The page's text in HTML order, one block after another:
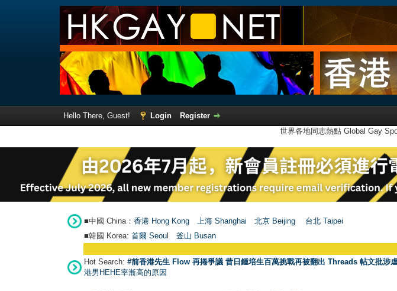
Hello There, Guest! Login
Register
世界各地同志熱點 Global Gay
■中國 China： 香港 Hong Kong 上海 Shanghai 北京 Beijing 台北 Taipei
■韓國 Korea: 首爾 Seou 釜山 Busan
Hot Search: #前香港先生 Flow 再捲爭議 昔日鍾培生百萬挑戰再被翻出 Threads 帖文批涉
港男HEHE率漸高的原因